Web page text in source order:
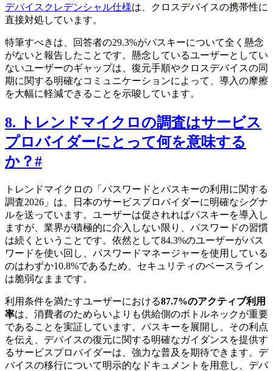
デバイスクレデンシャル仕様は、クロスデバイスの携帯性に
直接対処しています。
特筆すべきは、回答者の29.3%がパスキーについて全く懸念
がないと報告したことです。懸念しているユーザーとしてい
ないユーザーのギャップは、復元手順やクロスデバイスの同
期に関する明確なコミュニケーションによって、導入の摩擦
を大幅に軽減できることを示唆しています。
8. トレンドマイクロの調査はサービス
プロバイダーにとって何を意味する
か？#
トレンドマイクロの「パスワードとパスキーの利用に関する
調査2026」は、日本のサービスプロバイダーに明確なシグナ
ルを送っています。ユーザーは促されればパスキーを導入し
ますが、業界が積極的に介入しない限り、パスワードの習慣
は続くということです。依然として84.3%のユーザーがパス
ワードを使い回し、パスワードマネージャーを使用している
のはわずか10.8%であるため、セキュリティのベースライン
は脆弱なままです。
利用条件を満たすユーザーにおける87.7%のアクティブ利用
率は、消費者のためらいよりも供給側のボトルネックが重要
であることを実証しています。パスキーを展開し、その利点
を伝え、デバイスの復元に関する明確なガイダンスを提供す
るサービスプロバイダーは、強力な普及を期待できます。デ
バイスの移行について明示的なドキュメントを用意し、デバ